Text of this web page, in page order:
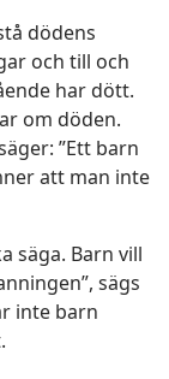
dödens
och till och
har dött.
om döden.
”Ett barn
att man inte
säga. Barn vill
sägs
inte barn